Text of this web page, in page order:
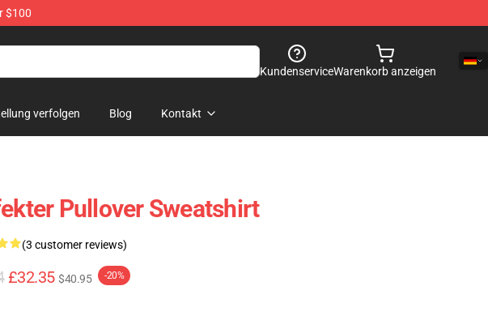
$100
KundenserviceWarenkorb anzeigen
verfolgen Blog Kontakt
Pullover Sweatshirt
(3 customer reviews)
£32.35 $40.95 -20%